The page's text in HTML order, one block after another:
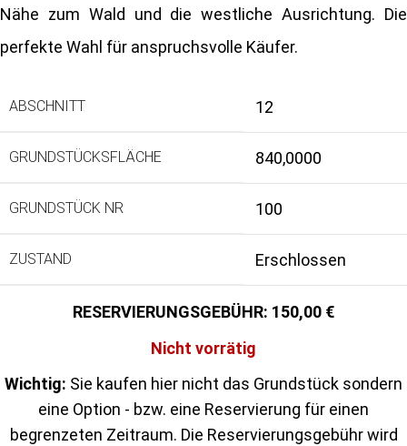
Nähe zum Wald und die westliche Ausrichtung. Die
perfekte Wahl für anspruchsvolle Käufer.
ABSCHNITT 12
GRUNDSTÜCKSFLÄCHE 840,0000
GRUNDSTÜCK NR 100
ZUSTAND Erschlossen
150,00
Nicht vorrätig
Wichtig: Sie kaufen hier nicht das Grundstück sondern
eine Option - bzw. eine Reservierung für einen
begrenzeten Zeitraum. Die Reservierungsgebühr wird